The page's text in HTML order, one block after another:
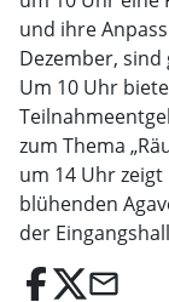
und ihre
Dezember,
Um 10 Uhr
zum Thema
um 14 Uhr
blühenden
der
email